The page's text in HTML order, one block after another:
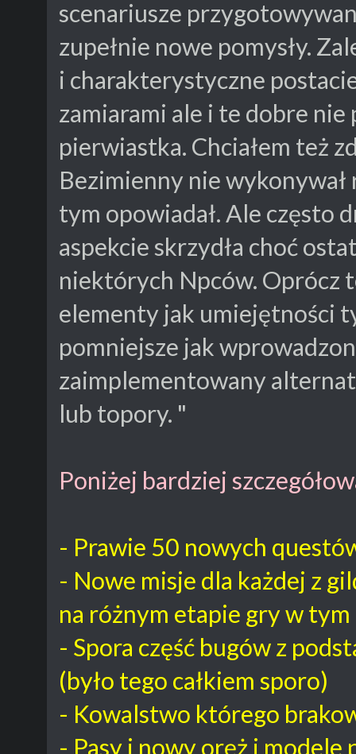
scenariusze
zupełnie nowe pomysły.
i charakterystyczne
zamiarami ale i te dobre nie
pierwiastka. Chciałem też
Bezimienny nie
tym opowiadał. Ale często
aspekcie skrzydła choć
niektórych Npców. Oprócz
elementy jak umiejętności
pomniejsze jak
zaimplementowany
lub topory. "
Poniżej bardziej
- Prawie 50 nowych
- Nowe misje dla każdej z
na różnym etapie gry w
- Spora część bugów z
(było tego całkiem sporo)
- Kowalstwo którego
- Pasy i nowy oręż i modele